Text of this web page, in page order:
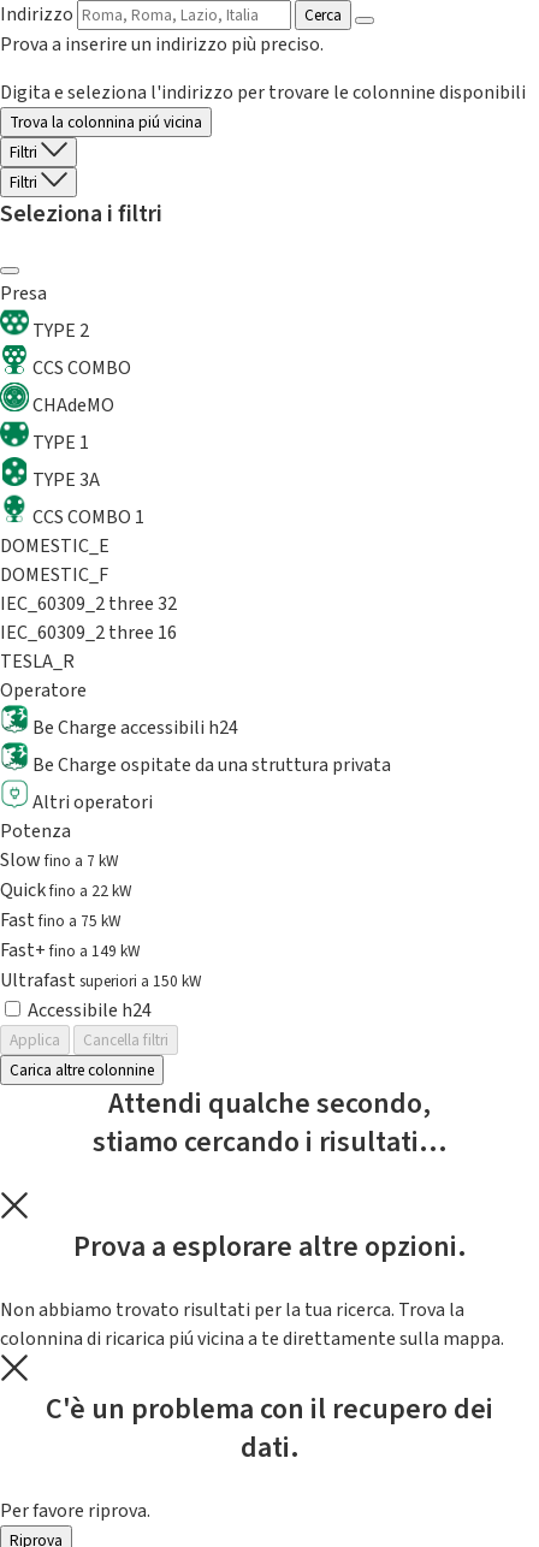
Indirizzo
Cerca
Prova a inserire un indirizzo più preciso.
Digita e seleziona l'indirizzo per trovare le colonnine disponibili
Trova la colonnina piú vicina
Filtri
Filtri
Seleziona i filtri
Presa
TYPE 2
CCS COMBO
CHAdeMO
TYPE 1
TYPE 3A
CCS COMBO 1
DOMESTIC_E
DOMESTIC_F
IEC_60309_2 three 32
IEC_60309_2 three 16
TESLA_R
Operatore
Be Charge accessibili h24
Be Charge ospitate da una struttura privata
Altri operatori
Potenza
Slowfino a 7 kW
Quickfino a 22 kW
Fastfino a 75 kW
Fast+fino a 149 kW
Ultrafast superiori a 150 kW
Accessibile h24
Applica
Cancella filtri
Carica altre colonnine
Attendi qualche secondo,
stiamo cercando i risultati...
Prova a esplorare altre opzioni.
Non abbiamo trovato risultati per la tua ricerca. Trova la
colonnina di ricarica piú vicina a te direttamente sulla mappa.
C'è un problema con il recupero dei
dati.
Per favore riprova.
Riprova